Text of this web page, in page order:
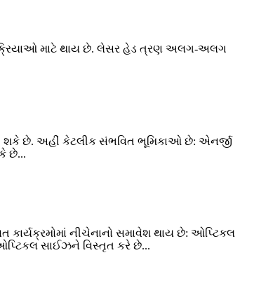
માટે થાય છે. લેસર હેડ ત્રણ અલગ-અલગ
શકે છે. અહીં કેટલીક સંભવિત ભૂમિકાઓ છે: એનર્જી
છે...
કાર્યક્રમોમાં નીચેનાનો સમાવેશ થાય છે: ઓપ્ટિકલ
સાઈઝને વિસ્તૃત કરે છે...